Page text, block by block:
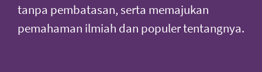
tanpa pembatasan, serta memajukan
pemahaman ilmiah dan populer tentangnya.